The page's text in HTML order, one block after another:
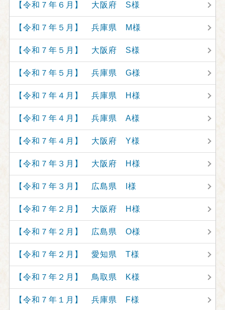
【令和７年６月】 大阪府 S様
【令和７年５月】 兵庫県 M様
【令和７年５月】 大阪府 S様
【令和７年５月】 兵庫県 G様
【令和７年４月】 兵庫県 H様
【令和７年４月】 兵庫県 A様
【令和７年４月】 大阪府 Y様
【令和７年３月】 大阪府 H様
【令和７年３月】 広島県 I様
【令和７年２月】 大阪府 H様
【令和７年２月】 広島県 O様
【令和７年２月】 愛知県 T様
【令和７年２月】 鳥取県 K様
【令和７年１月】 兵庫県 F様